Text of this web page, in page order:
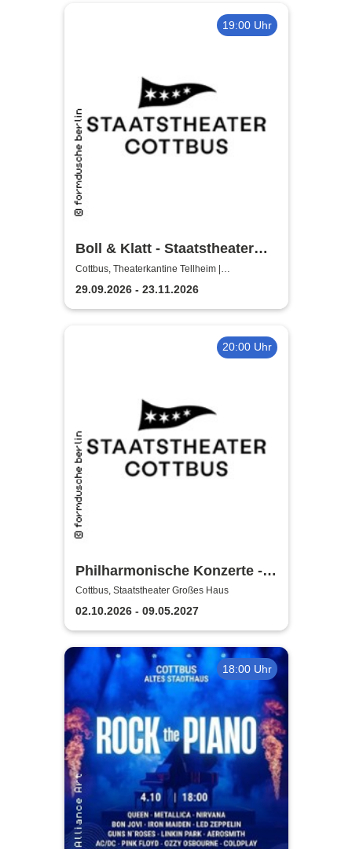
19:00 Uhr
Boll & Klatt - Staatstheater
Cottbus
Cottbus, Theaterkantine Tellheim |
Staatstheater Cottbus
29.09.2026 - 23.11.2026
20:00 Uhr
Philharmonische Konzerte -
Staatstheater Cottbus
Cottbus, Staatstheater Großes Haus
02.10.2026 - 09.05.2027
18:00 Uhr